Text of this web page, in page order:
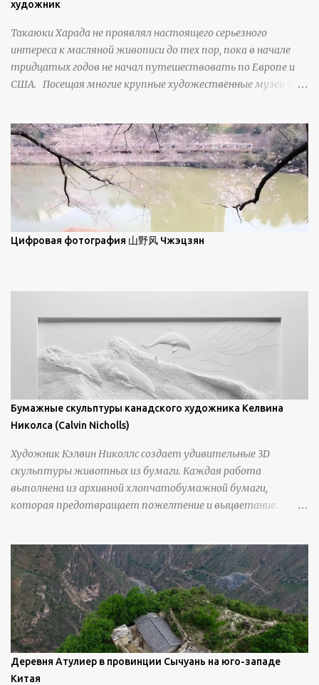
от положения наблюдателя и высоты солнца. Зеркальные
свойства наиболее заметны при угле солнечного света 15° и
ниже; при более высокой солнечной позиции снег
демонстрирует матовое отражение. Эти
художник
Такаюки Харада не проявлял настоящего серьезного
интереса к масляной живописи до тех пор, пока в начале
тридцатых годов не начал путешествовать по Европе и
США. Посещая многие крупные художественные музеи и
Брайан Шервин прокомментировал картины художника,
заявив, что "Такаюки Харада сочетает в себе классическую
элегантность живописи с реалиями современной жизни. В
некотором смысле, персонажи его картин предлагают
зрителям незаконченный рассказ, который усиливается его
уникальной манерой использования освещения". Для
просмотра всех работ, посетите страницу –
Цифровая фотография 山野风 Чжэцзян
Бумажные скульптуры канадского художника Келвина
Николса (Calvin Nicholls)
Художник Кэлвин Николлс создает удивительные 3D
скульптуры животных из бумаги. Каждая работа
выполнена из архивной хлопчатобумажной бумаги,
которая предотвращает пожелтение и выцветание.
инструменты для текстурирования, чтобы точно
вылепить каждую деталь. источник
https://calvinnicholls.com/
Деревня Атулиер в провинции Сычуань на юго-западе
Китая